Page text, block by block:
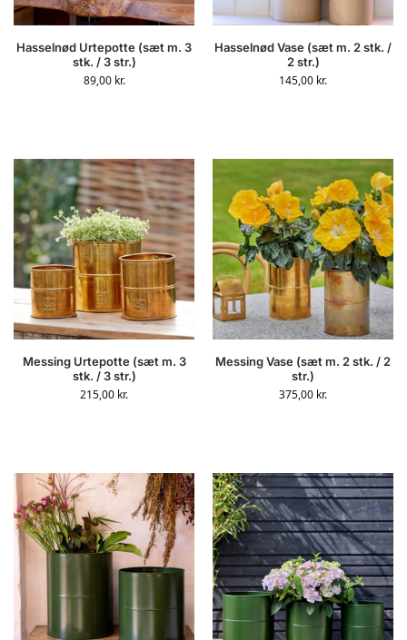
Hasselnød Urtepotte (sæt m. 3
stk. / 3 str.)
89,00 kr.
Hasselnød Vase (sæt m. 2 stk. /
2 str.)
145,00 kr.
Messing Urtepotte (sæt m. 3
stk. / 3 str.)
215,00 kr.
Messing Vase (sæt m. 2 stk. / 2
str.)
375,00 kr.